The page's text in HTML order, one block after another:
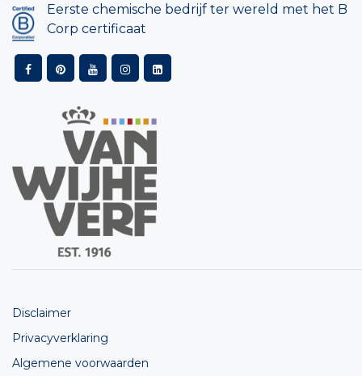
Eerste chemische bedrijf ter wereld met het B
Corp certificaat
Disclaimer
Privacyverklaring
Algemene voorwaarden